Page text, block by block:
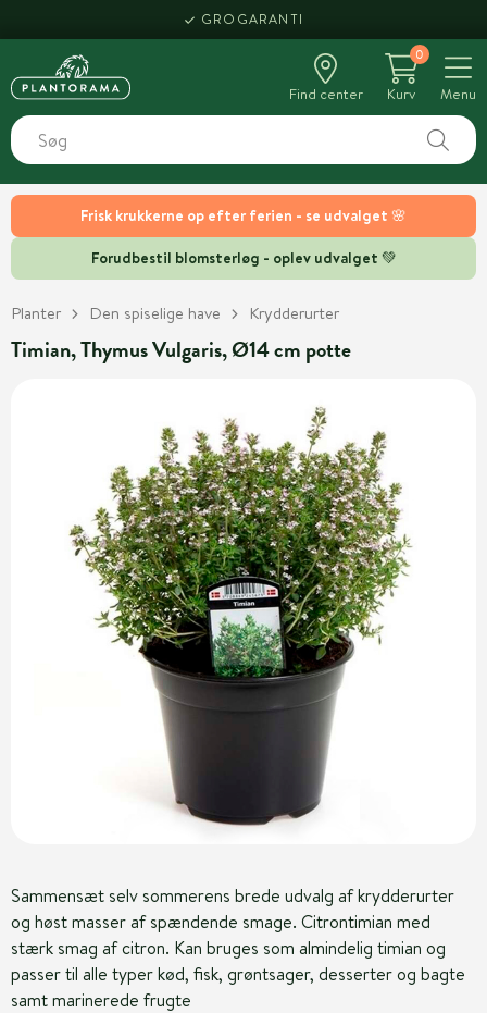
Frisk krukkerne op efter ferien - se udvalget 🌸
Forudbestil blomsterløg - oplev udvalget 💚
GROGARANTI
Find center
0
Kurv
Menu
Planter Den spiselige have Krydderurter
Timian, Thymus Vulgaris, Ø14 cm potte
Sammensæt selv sommerens brede udvalg af krydderurter
og høst masser af spændende smage. Citrontimian med
stærk smag af citron. Kan bruges som almindelig timian og
passer til alle typer kød, fisk, grøntsager, desserter og bagte
samt marinerede frugte